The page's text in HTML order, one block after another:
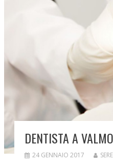
DENTISTA A
24 GENNAIO 2017